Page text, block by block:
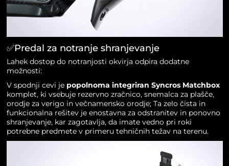
✅Predal za notranje shranjevanje
Lahek dostop do notranjosti okvirja odpira dodatne
možnosti:
V spodnji cevi je popolnoma integriran Syncros Matchbox
komplet, ki vsebuje rezervno zračnico, snemalca za plašče,
orodje za verigo in večnamensko orodje; Ta zelo čista in
funkcionalna rešitev je enostavna za odstranitev in ponovno
shranjevanje, kar zagotavlja, da imate vedno pri roki
potrebne predmete v primeru tehničnih težav na terenu.